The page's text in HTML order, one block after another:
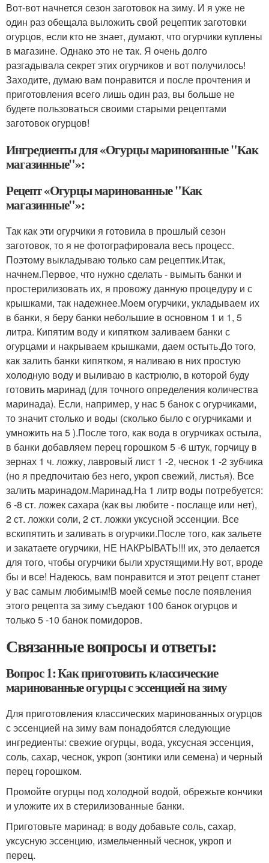
Вот-вот начнется сезон заготовок на зиму. И я уже не
один раз обещала выложить свой рецептик заготовки
огурцов, если кто не знает, думают, что огурчики куплены
в магазине. Однако это не так. Я очень долго
разгадывала секрет этих огурчиков и вот получилось!
Заходите, думаю вам понравится и после прочтения и
приготовления всего лишь один раз, вы больше не
будете пользоваться своими старыми рецептами
заготовок огурцов!
Ингредиенты для «Огурцы маринованные "Как
магазинные"»:
Рецепт «Огурцы маринованные "Как
магазинные"»:
Так как эти огурчики я готовила в прошлый сезон
заготовок, то я не фотографировала весь процесс.
Поэтому выкладываю только сам рецептик.Итак,
начнем.Первое, что нужно сделать - вымыть банки и
простерилизовать их, я провожу данную процедуру и с
крышками, так надежнее.Моем огурчики, укладываем их
в банки, я беру банки небольшие в основном 1 и 1, 5
литра. Кипятим воду и кипятком заливаем банки с
огурцами и накрываем крышками, даем остыть.До того,
как залить банки кипятком, я наливаю в них простую
холодную воду и выливаю в кастрюлю, в которой буду
готовить маринад (для точного определения количества
маринада). Если, например, у нас 5 банок с огурчиками,
то значит столько и воды (сколько было с огурчиками и
умножить на 5 ).После того, как вода в огурчиках остыла,
в банки добавляем перец горошком 5 -6 штук, горчицу в
зернах 1 ч. ложку, лавровый лист 1 -2, чеснок 1 -2 зубчика
(но я предпочитаю без него, укроп свежий, листья). Все
залить маринадом.Маринад.На 1 литр воды потребуется:
6 -8 ст. ложек сахара (как вы любите - послаще или нет),
2 ст. ложки соли, 2 ст. ложки уксусной эссенции. Все
вскипятить и заливать в огурчики.После того, как зальете
и закатаете огурчики, НЕ НАКРЫВАТЬ!!! их, это делается
для того, чтобы огурчики были хрустящими.Ну вот, вроде
бы и все! Надеюсь, вам понравится и этот рецепт станет
у вас самым любимым!В моей семье после появления
этого рецепта за зиму съедают 100 банок огурцов и
только 5 -10 банок помидоров.
Связанные вопросы и ответы:
Вопрос 1: Как приготовить классические
маринованные огурцы с эссенцией на зиму
Для приготовления классических маринованных огурцов
с эссенцией на зиму вам понадобятся следующие
ингредиенты: свежие огурцы, вода, уксусная эссенция,
соль, сахар, чеснок, укроп (зонтики или семена) и черный
перец горошком.
Промойте огурцы под холодной водой, обрежьте кончики
и уложите их в стерилизованные банки.
Приготовьте маринад: в воду добавьте соль, сахар,
уксусную эссенцию, измельченный чеснок, укроп и
перец.